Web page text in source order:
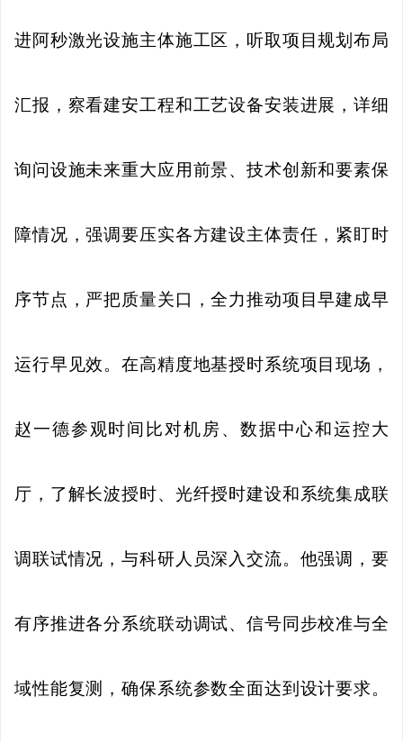
进阿秒激光设施主体施工区，听取项目规划布局
汇报，察看建安工程和工艺设备安装进展，详细
询问设施未来重大应用前景、技术创新和要素保
障情况，强调要压实各方建设主体责任，紧盯时
序节点，严把质量关口，全力推动项目早建成早
运行早见效。在高精度地基授时系统项目现场，
赵一德参观时间比对机房、数据中心和运控大
厅，了解长波授时、光纤授时建设和系统集成联
调联试情况，与科研人员深入交流。他强调，要
有序推进各分系统联动调试、信号同步校准与全
域性能复测，确保系统参数全面达到设计要求。